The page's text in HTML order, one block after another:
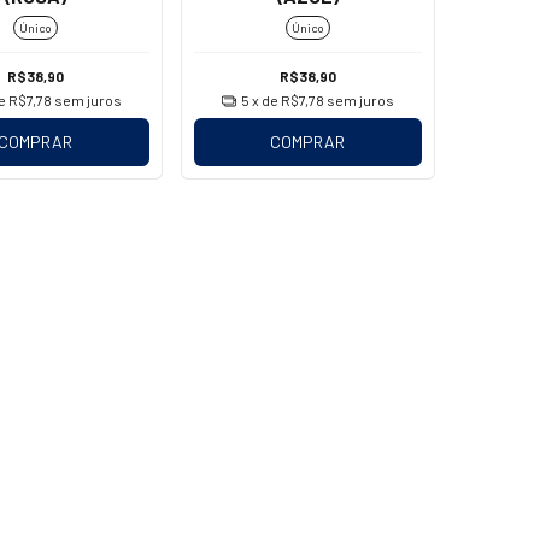
Único
R$38,90
R$7,78 sem juros
COMPRAR
Único
R$38,90
5 x de R$7,78 sem juros
COMPRAR